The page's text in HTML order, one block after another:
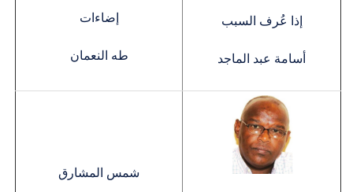
إذا عُرف السبب
أسامة عبد الماجد
إضاءات
طه النعمان
شمس المشارق